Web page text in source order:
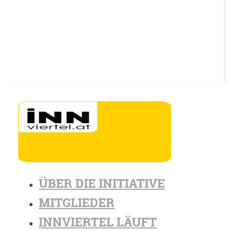
ÜBER DIE INITIATIVE
MITGLIEDER
INNVIERTEL LÄUFT